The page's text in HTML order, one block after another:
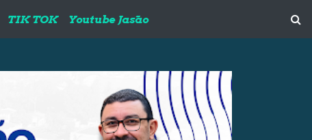
TIK TOK Youtube Jasão